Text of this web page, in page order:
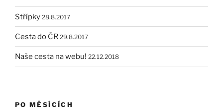
Střípky 28.8.2017
Cesta do ČR 29.8.2017
Naše cesta na webu! 22.12.2018
PO MĚSÍCÍCH